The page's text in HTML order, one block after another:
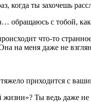
ты захочешь
обращаюсь с тобой, как
что-то
на меня даже не
приходится с
Ты ведь даже не